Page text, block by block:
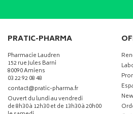
PRATIC-PHARMA
Pharmacie Laudren
152 rue Jules Barni
80090 Amiens
03 22 92 08 48
contact-
@-
pratic-pharma.fr
Ouvert du lundi au vendredi
de 8h30 à 12h30 et de 13h30 à 20h00